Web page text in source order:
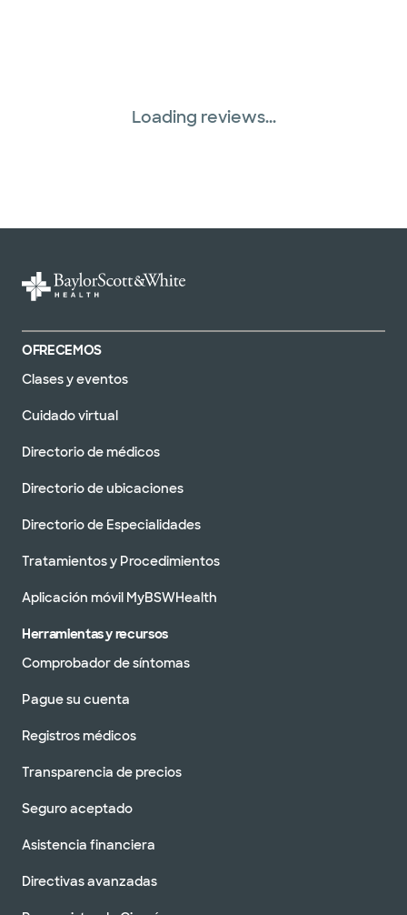
Loading reviews...
OFRECEMOS
Clases y eventos
Cuidado virtual
Directorio de médicos
Directorio de ubicaciones
Directorio de Especialidades
Tratamientos y Procedimientos
Aplicación móvil MyBSWHealth
Herramientas y recursos
Comprobador de síntomas
Pague su cuenta
Registros médicos
Transparencia de precios
Seguro aceptado
Asistencia financiera
Directivas avanzadas